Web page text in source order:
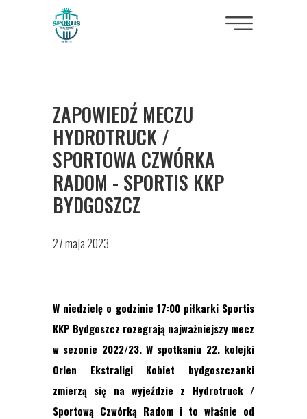
27 maja 2023
ZAPOWIEDŹ MECZU
HYDROTRUCK /
SPORTOWA CZWÓRKA
RADOM - SPORTIS KKP
BYDGOSZCZ
W niedzielę o godzinie 17:00 piłkarki Sportis
KKP Bydgoszcz rozegrają najważniejszy mecz
w sezonie 2022/23. W spotkaniu 22. kolejki
Orlen Ekstraligi Kobiet bydgoszczanki
zmierzą się na wyjeździe z Hydrotruck /
Sportową Czwórką Radom i to właśnie od